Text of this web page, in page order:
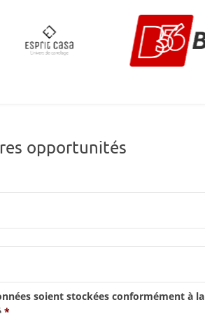
opportunités
soient stockées conformément à la